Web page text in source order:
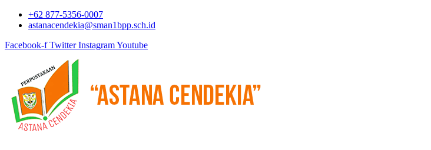
+62 877-5356-0007
astanacendekia@sman1bpp.sch.id
Facebook-f Twitter InstagramYoutube